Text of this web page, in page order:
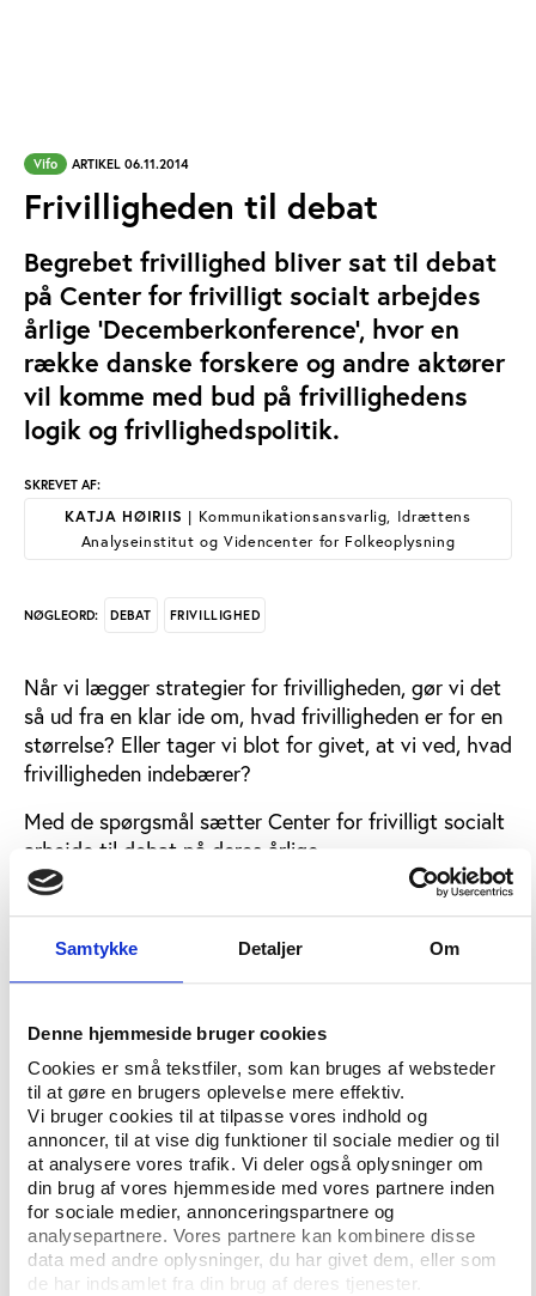
Samtykke Detaljer Om
Denne hjemmeside bruger cookies
Cookies er små tekstfiler, som kan bruges af websteder
til at gøre en brugers oplevelse mere effektiv.
Vi bruger cookies til at tilpasse vores indhold og
annoncer, til at vise dig funktioner til sociale medier og til
at analysere vores trafik. Vi deler også oplysninger om
din brug af vores hjemmeside med vores partnere inden
for sociale medier, annonceringspartnere og
analysepartnere. Vores partnere kan kombinere disse
data med andre oplysninger, du har givet dem, eller som
de har indsamlet fra din brug af deres tjenester.
Vifo ARTIKEL 06.11.2014
Frivilligheden til debat
Begrebet frivillighed bliver sat til debat
på Center for frivilligt socialt arbejdes
årlige ’Decemberkonference’, hvor en
række danske forskere og andre aktører
vil komme med bud på frivillighedens
logik og frivllighedspolitik.
SKREVET AF:
KATJA HØIRIIS | Kommunikationsansvarlig, Idrættens
Analyseinstitut og Videncenter for Folkeoplysning
NØGLEORD: DEBAT FRIVILLIGHED
Når vi lægger strategier for frivilligheden, gør vi det
så ud fra en klar ide om, hvad frivilligheden er for en
størrelse? Eller tager vi blot for givet, at vi ved, hvad
frivilligheden indebærer?
Med de spørgsmål sætter Center for frivilligt socialt
arbejde til debat på deres årlige
Decemberkonference i Odense den 3. december
frivillig’ vil forskere og aktører i det frivillige arbejde
forsøge at træde et skridt tilbage og spørge
karakteriseres, og hvad der sker med frivilligheden,
når vi lægger strategier for den.
Anders la Cour, ledelses- og frivilligforsker ved CBS,
vil åbne diskussionen med sit oplæg omkring
’Frivillighedens logik og dens politik’, som
efterfølgende vil blive diskuteret i et panel
bestående af Vibe Klarup Voetmann, formand for
Frivilligrådet, Jacob Møller, chefkonsulent i KL, og
Morten Skov Mogensen, generalsekretær i KFUM’s